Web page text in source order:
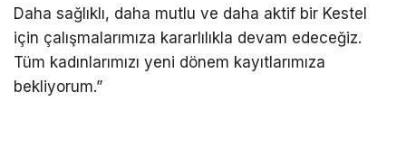
Daha sağlıklı, daha mutlu ve daha aktif bir Kestel
için çalışmalarımıza kararlılıkla devam edeceğiz.
Tüm kadınlarımızı yeni dönem kayıtlarımıza
bekliyorum.”